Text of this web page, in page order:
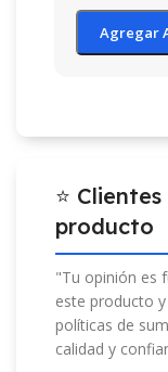
Agregar
⭐
producto
"Tu opinión es
este producto
políticas de
calidad y